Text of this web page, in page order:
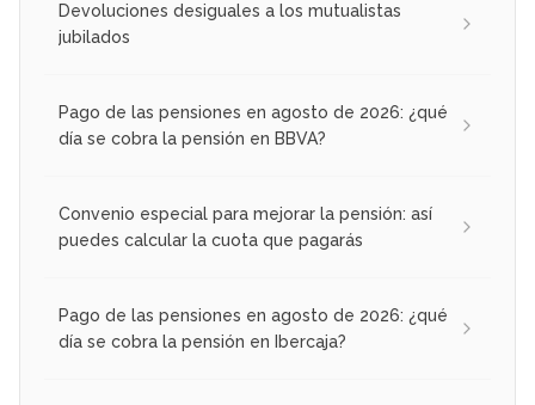
Devoluciones desiguales a los mutualistas
jubilados
Pago de las pensiones en agosto de 2026: ¿qué
día se cobra la pensión en BBVA?
Convenio especial para mejorar la pensión: así
puedes calcular la cuota que pagarás
Pago de las pensiones en agosto de 2026: ¿qué
día se cobra la pensión en Ibercaja?